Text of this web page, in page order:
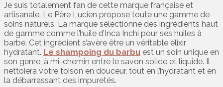
Je suis totalement fan de cette marque française et
artisanale. Le Père Lucien propose toute une gamme de
soins naturels. La marque sélectionne des ingrédients haut
de gamme comme l’huile d’Inca Inchi pour ses huiles à
barbe. Cet ingrédient s’avère être un véritable élixir
hydratant. Le shampoing du barbu est un soin unique en
son genre, à mi-chemin entre le savon solide et liquide. Il
nettoiera votre toison en douceur, tout en l’hydratant et en
la débarrassant des impuretés.